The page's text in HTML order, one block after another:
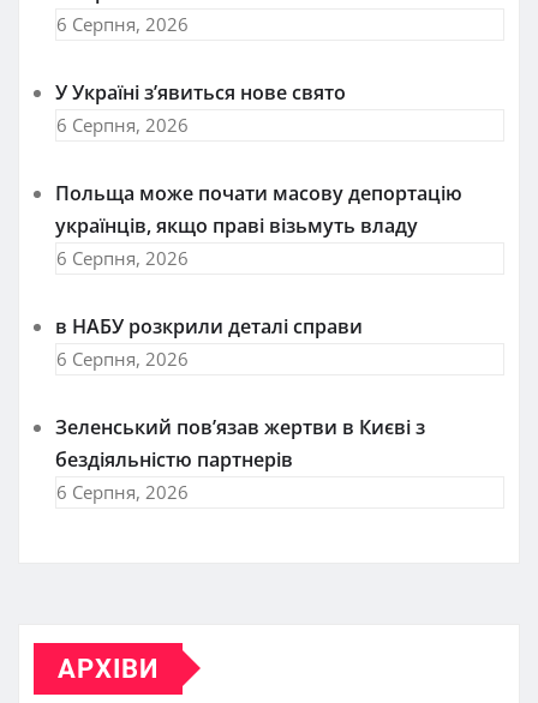
6 Серпня, 2026
У Україні з’явиться нове свято
6 Серпня, 2026
Польща може почати масову депортацію
українців, якщо праві візьмуть владу
6 Серпня, 2026
в НАБУ розкрили деталі справи
6 Серпня, 2026
Зеленський пов’язав жертви в Києві з
бездіяльністю партнерів
6 Серпня, 2026
АРХІВИ